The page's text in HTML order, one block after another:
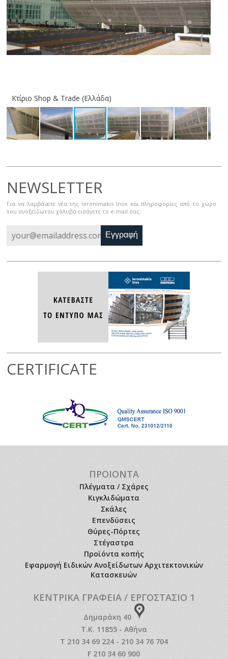
Κτίριο Shop & Trade (Ελλάδα)
NEWSLETTER
Για να λαμβάνετε νέα της Ieronimakis Inox και πληροφορίες από το χώρο
του ανοξείδωτου χάλυβα εισάγετε το e-mail σας:
Εγγραφή
CERTIFICATE
ΠΡΟΙΟΝΤΑ
Πλέγματα / Σχάρες
Κιγκλιδώματα
Σκάλες
Επενδύσεις
Θύρες-Πόρτες
Στέγαστρα
Προϊόντα κοπής
Εφαρμογή Ειδικών Ανοξείδωτων Αρχιτεκτονικών
Κατασκευών
ΚΕΝΤΡΙΚΑ ΓΡΑΦΕΙΑ / ΕΡΓΟΣΤΑΣΙΟ 1
Δημαράκη 40
Τ.Κ. 11855 - Αθήνα
T 210 34 69 224 - 210 34 76 704
F 210 34 60 900